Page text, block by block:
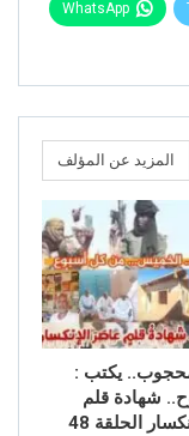
WhatsApp
المزيد عن المؤلف
يكتب :
شهادة قلم
الحلقة 48